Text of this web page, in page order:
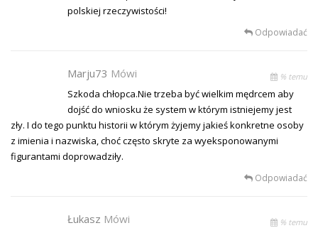
polskiej rzeczywistości!
Odpowiadać
Marju73 Mówi % temu
Szkoda chłopca.Nie trzeba być wielkim mędrcem aby
dojść do wniosku że system w którym istniejemy jest
zły. I do tego punktu historii w którym żyjemy jakieś konkretne osoby
z imienia i nazwiska, choć często skryte za wyeksponowanymi
figurantami doprowadziły.
Odpowiadać
Łukasz Mówi % temu